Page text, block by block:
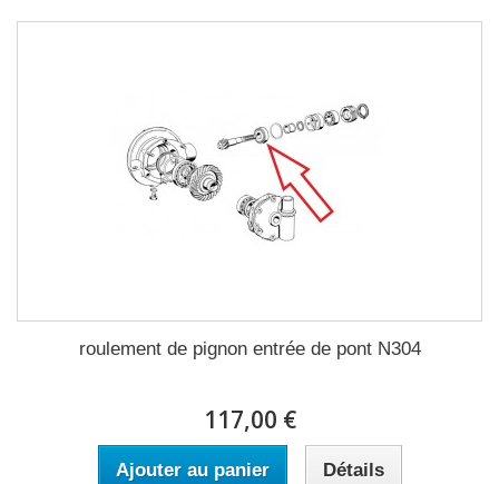
roulement de pignon entrée de pont N304
117,00 €
Ajouter au panier Détails